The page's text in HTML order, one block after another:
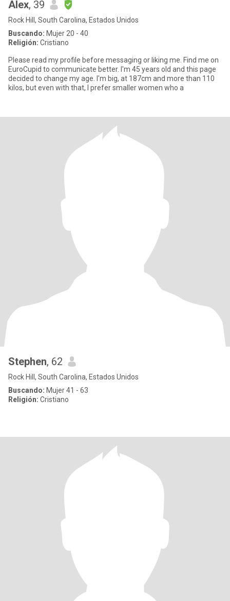
Alex, 39
Rock Hill, South Carolina, Estados Unidos
Buscando: Mujer 20 - 40
Religión: Cristiano
Please read my profile before messaging or liking me. Find me on
EuroCupid to communicate better. I'm 45 years old and this page
decided to change my age. I'm big, at 187cm and more than 110
kilos, but even with that, I prefer smaller women who a
Stephen, 62
Rock Hill, South Carolina, Estados Unidos
Buscando: Mujer 41 - 63
Religión: Cristiano